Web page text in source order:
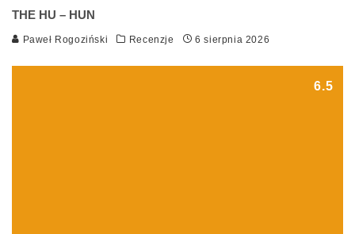
THE HU – HUN
Paweł Rogoziński Recenzje 6 sierpnia 2026
6.5